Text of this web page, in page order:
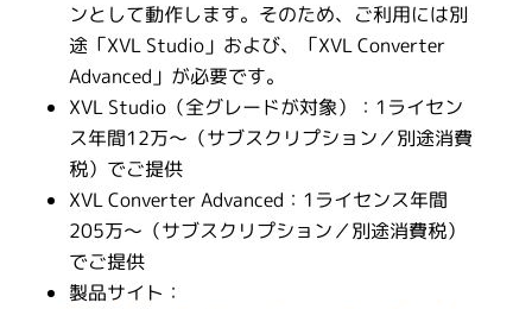
ンとして動作します。そのため、ご利用には別
途「XVL Studio」および、「XVL Converter
Advanced」が必要です。
XVL Studio（全グレードが対象）：1ライセン
ス年間12万～（サブスクリプション／別途消費
税）でご提供
XVL Converter Advanced：1ライセンス年間
205万～（サブスクリプション／別途消費税）
でご提供
製品サイト：